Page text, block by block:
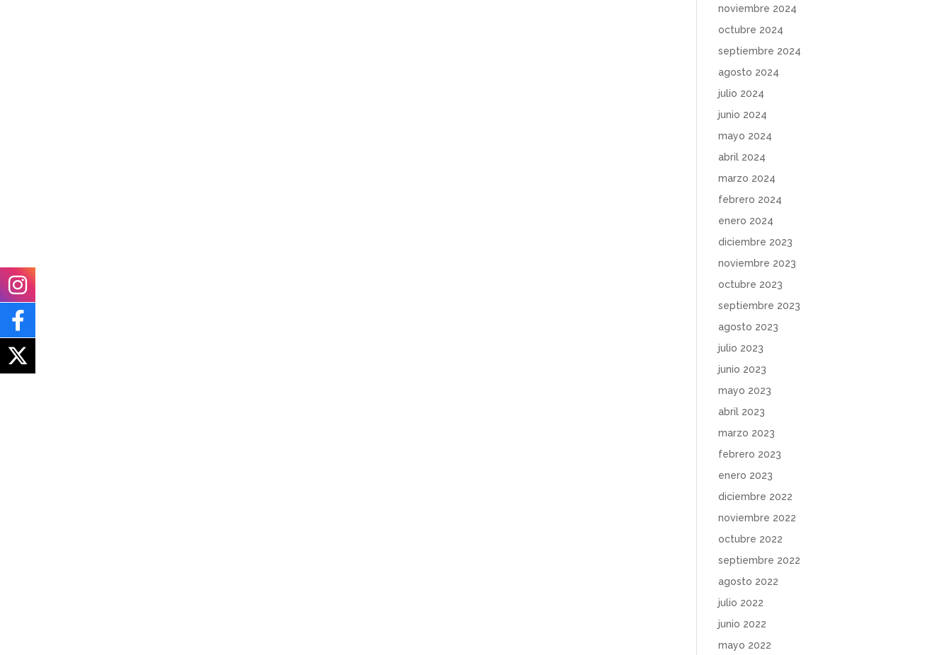
noviembre 2024
octubre 2024
septiembre 2024
agosto 2024
julio 2024
junio 2024
mayo 2024
abril 2024
marzo 2024
febrero 2024
enero 2024
diciembre 2023
noviembre 2023
octubre 2023
septiembre 2023
agosto 2023
julio 2023
junio 2023
mayo 2023
abril 2023
marzo 2023
febrero 2023
enero 2023
diciembre 2022
noviembre 2022
octubre 2022
septiembre 2022
agosto 2022
julio 2022
junio 2022
mayo 2022